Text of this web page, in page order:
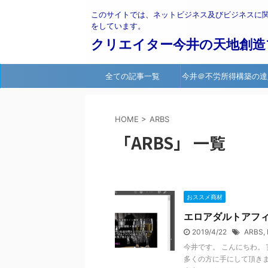
このサイトでは、ネットビジネス及びビジネスに
をしています。
クリエイター今井の天地創
全ての記事一覧 今井＠不労所得構築の達
HOME > ARBS
「ARBS」 一覧
おススメ商材
エロアダルトアフ
2019/4/22 ARBS,
今井です。 こんにちわ。
多くの方に手にして頂き